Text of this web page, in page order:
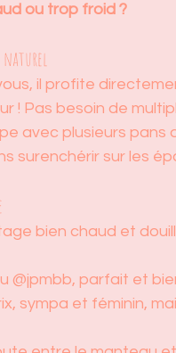
ou trop froid ?
naturel
il profite
! Pas besoin de
avec plusieurs pans
surenchérir sur les
bien chaud et
@jpmbb, parfait et
sympa et féminin,